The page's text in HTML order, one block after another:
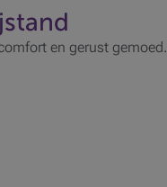
en gerust gemoed.